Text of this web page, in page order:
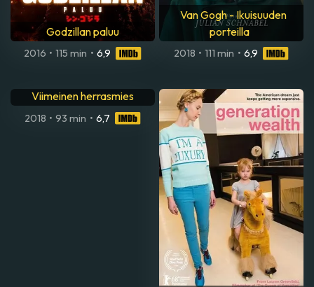
Godzillan paluu
2016 • 115 min • 6,9
Van Gogh - Ikuisuuden
porteilla
2018 • 111 min • 6,9
Viimeinen herrasmies
2018 • 93 min • 6,7